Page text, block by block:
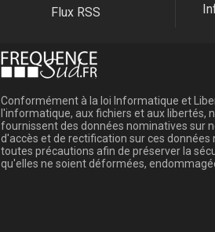
Flux RSS
Conformément à la loi Informatique et
l'informatique, aux fichiers et aux libertés,
fournissent des données nominatives sur
d'accès et de rectification sur ces
toutes précautions afin de préserver la
qu'elles ne soient déformées,